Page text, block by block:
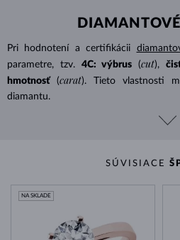
DIAMANTOVÉ
Pri hodnotení a certifikácii
parametre, tzv.
4C: výbrus (cut),
hmotnosť
(carat). Tieto vlastnosti
diamantu.
SÚVISIACE
NA SKLADE